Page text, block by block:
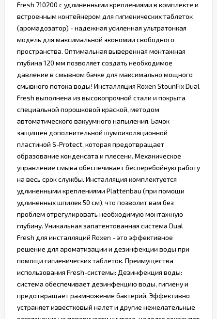
Fresh 710200 с удлиненными креплениями в комплекте и
встроенным контейнером для гигиенических таблеток
(аромадозатор) - надежная усиленная ультратонкая
модель для максимальной экономии свободного
пространства. Оптимальная выверенная монтажная
глубина 120 мм позволяет создать необходимое
давление в смывном бачке для максимально мощного
смывного потока воды! Инсталляция Roxen StounFix Dual
Fresh выполнена из высокопрочной стали и покрыта
специальной порошковой краской, методом
автоматического вакуумного напыления. Бачок
защищен дополнительной шумоизоляционной
пластиной S-Protect, которая предотвращает
образование конденсата и плесени. Механическое
управление смыва обеспечивает бесперебойную работу
на весь срок службы. Инсталляция комплектуется
удлиненными креплениями Plattenbau (при помощи
удлиненных шпилек 50 см), что позволит вам без
проблем отрегулировать необходимую монтажную
глубину. Уникальная запатентованная система Dual
Fresh для инсталляций Roxen - это эффективное
решение для ароматизации и дезинфекции воды при
помощи гигиенических таблеток. Преимущества
использования Fresh-системы: Дезинфекция воды:
система обеспечивает дезинфекцию воды, гигиену и
предотвращает размножение бактерий. Эффективно
устраняет известковый налет и другие нежелательные